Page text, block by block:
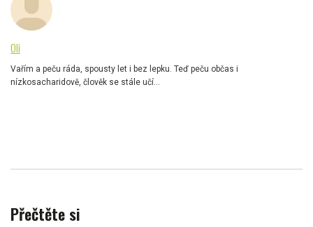
Oli
Vařím a peču ráda, spousty let i bez lepku. Teď peču občas i
nízkosacharidově, člověk se stále učí...
Přečtěte si